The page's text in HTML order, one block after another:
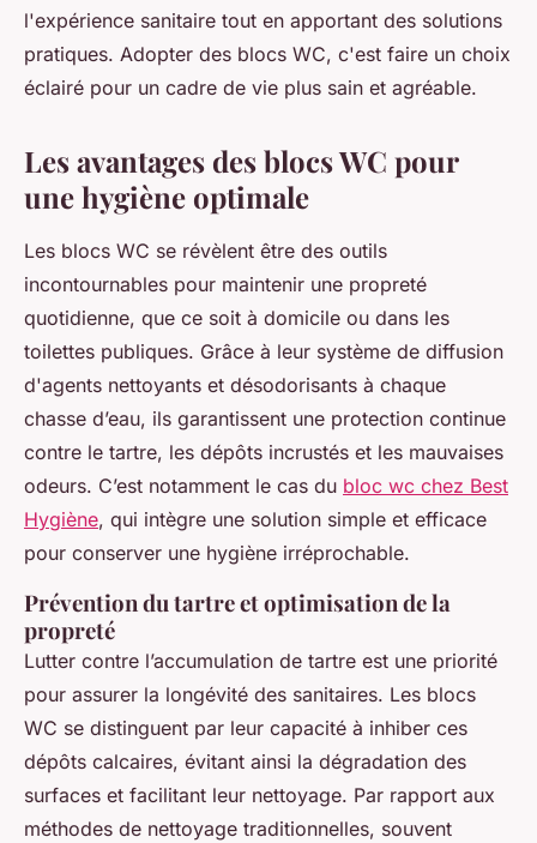
l'expérience sanitaire tout en apportant des solutions
pratiques. Adopter des blocs WC, c'est faire un choix
éclairé pour un cadre de vie plus sain et agréable.
Les avantages des blocs WC pour
une hygiène optimale
Les blocs WC se révèlent être des outils
incontournables pour maintenir une propreté
quotidienne, que ce soit à domicile ou dans les
toilettes publiques. Grâce à leur système de diffusion
d'agents nettoyants et désodorisants à chaque
chasse d’eau, ils garantissent une protection continue
contre le tartre, les dépôts incrustés et les mauvaises
odeurs. C’est notamment le cas du bloc wc chez Best
Hygiène, qui intègre une solution simple et efficace
pour conserver une hygiène irréprochable.
Prévention du tartre et optimisation de la
propreté
Lutter contre l’accumulation de tartre est une priorité
pour assurer la longévité des sanitaires. Les blocs
WC se distinguent par leur capacité à inhiber ces
dépôts calcaires, évitant ainsi la dégradation des
surfaces et facilitant leur nettoyage. Par rapport aux
méthodes de nettoyage traditionnelles, souvent